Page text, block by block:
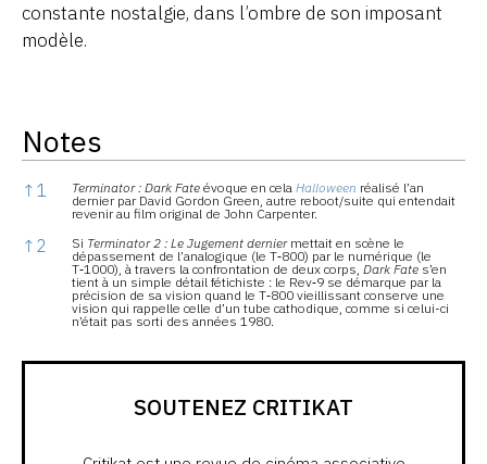
constante nostalgie, dans l’ombre de son imposant
modèle.
Notes
Notes
↑ 1 Terminator : Dark Fate évoque en cela Halloween réalisé l’an
dernier par David Gordon Green, autre reboot/suite qui entendait
revenir au film original de John Carpenter.
↑ 2 Si Terminator 2 : Le Jugement derniermettait en scène le
dépassement de l’analogique (le T‑800) par le numérique (le
T‑1000), à travers la confrontation de deux corps, Dark Fate s’en
tient à un simple détail fétichiste : le Rev‑9 se démarque par la
précision de sa vision quand le T‑800 vieillissant conserve une
vision qui rappelle celle d’un tube cathodique, comme si celui-ci
n’était pas sorti des années 1980.
SOUTENEZ CRITIKAT